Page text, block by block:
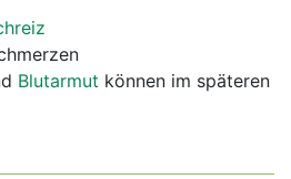
Blutarmut können im späteren